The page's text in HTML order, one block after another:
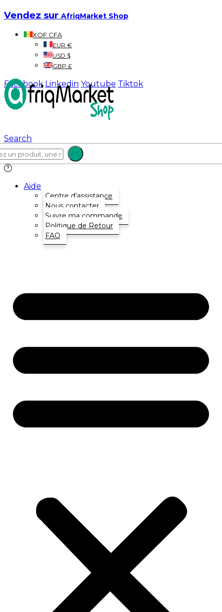
Vendez sur AfriqMarket Shop
XOF CFA
EUR €
USD $
GBP £
Facebook Linkedin Youtube Tiktok
Search
Aide
Centre d’assistance
Nous contacter
Suivre ma commande
Politique de Retour
FAQ